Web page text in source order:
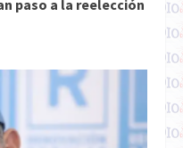
paso a la reelección